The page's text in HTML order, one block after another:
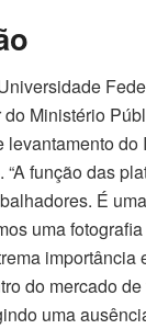
Ministério
levantamento do
função das
É
uma
importância
do mercado
uma